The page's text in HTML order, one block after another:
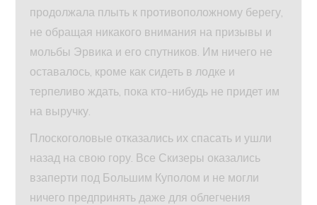
продолжала плыть к противоположному берегу,
не обращая никакого внимания на призывы и
мольбы Эрвика и его спутников. Им ничего не
оставалось, кроме как сидеть в лодке и
терпеливо ждать, пока кто-нибудь не придет им
на выручку.
Плоскоголовые отказались их спасать и ушли
назад на свою гору. Все Скизеры оказались
взаперти под Большим Куполом и не могли
ничего предпринять даже для облегчения